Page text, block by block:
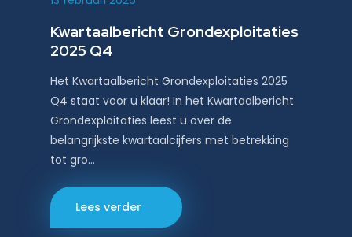
Kwartaalbericht Grondexploitaties
2025 Q4
Het Kwartaalbericht Grondexploitaties 2025
Q4 staat voor u klaar! In het Kwartaalbericht
Grondexploitaties leest u over de
belangrijkste kwartaalcijfers met betrekking
tot gro…
Lees verder